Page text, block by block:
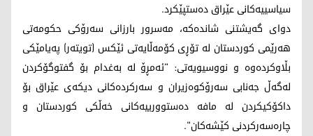
سیاسییەکانی عێراق ده‌ستپێكرد.
دوای گه‌یشتنی شانده‌كه‌، مەسرور بارزانی سەرۆکی حکومەتی
هەرێمی کوردستان لە تۆڕی کۆمەڵایەتی ئێکس (تویتەر) پەیامێکی
بڵاوکردەوە و نووسیویەتی: "ئەمڕۆ لە بەغدام بۆ گفتوگۆکردن
لەگەڵ جەنابی سەرۆکوەزیران و سەرکردەکانی دیکەی عێراق بۆ
داکۆکیکردن لە مافە دەستوورییەکانی خەڵکی کوردستان و
چارەسەرکردنی کێشەکان".